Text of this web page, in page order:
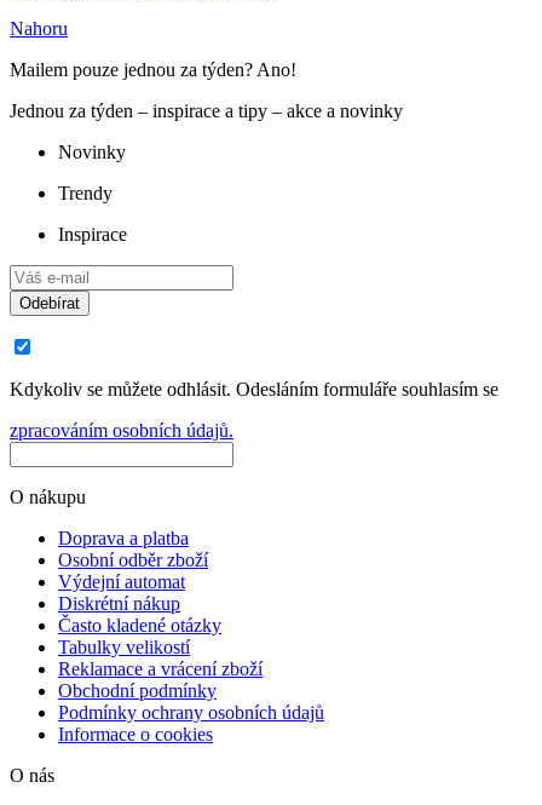
Nahoru
Mailem pouze jednou za týden? Ano!
Jednou za týden – inspirace a tipy – akce a novinky
Novinky
Trendy
Inspirace
Odebírat
Kdykoliv se můžete odhlásit. Odesláním formuláře souhlasím se
zpracováním osobních údajů.
O nákupu
Doprava a platba
Osobní odběr zboží
Výdejní automat
Diskrétní nákup
Často kladené otázky
Tabulky velikostí
Reklamace a vrácení zboží
Obchodní podmínky
Podmínky ochrany osobních údajů
Informace o cookies
O nás